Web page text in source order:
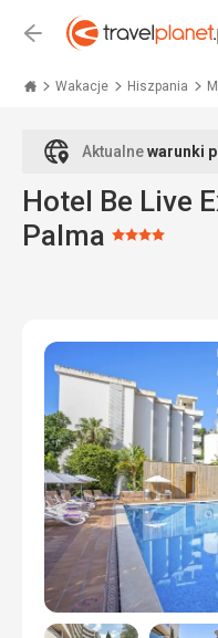
Wstecz
Wakacje Hiszpania
Aktualnewarunki
Hotel Be Live
Palma Ocena: